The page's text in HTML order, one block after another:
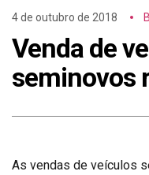
4 de outubro de 2018
Venda de
seminovos
As vendas de veículos